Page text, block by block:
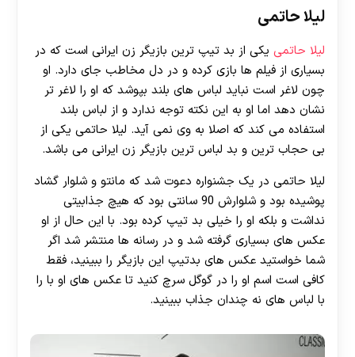
لیلا حاتمی
لیلا حاتمی یکی از بد تیپ ترین بازیگر زن ایرانی است که در
بسیاری از فیلم ها بازی کرده و در دل مخاطب جای دارد. او
چون لاغر است نباید لباس های بلند بپوشد که او را لاغر تر
نشان دهد اما او به این نکته توجه ندارد و از لباس بلند
استفاده می کند که اصلا به وی نمی آید. لیلا حاتمی یکی از
بی حجاب ترین و بد لباس ترین بازیگر زن ایرانی می باشد.
لیلا حاتمی در یک جشنواره دعوت شد که مانتو و شلوار گشاد
پوشیده بود و شلوارش 90 سانتی بود که هیچ جذابیتی
نداشت و بلکه او را خیلی بد تیپ کرده بود. با این حال از او
عکس های بسیاری گرفته شد و در رسانه ها منتشر شد اگر
شما خواستید عکس های بدتیپ این بازیگر را ببینید، فقط
کافی است اسم او را در گوگل سرچ کنید تا عکس های او با را
با لباس های نه چندان جذاب ببینید.